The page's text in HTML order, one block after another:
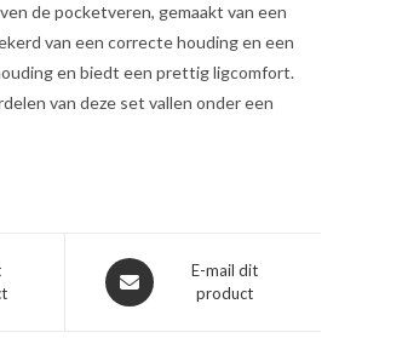
de pocketveren, gemaakt van een
van een correcte houding en een
en biedt een prettig ligcomfort.
van deze set vallen onder een
Opent
in
E-mail dit
product